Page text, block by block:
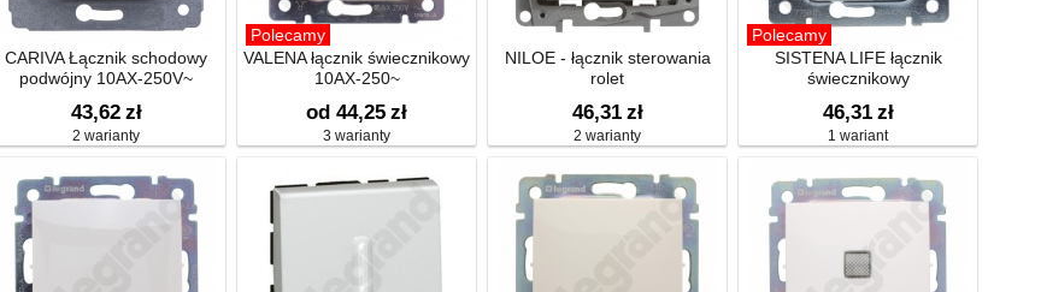
CARIVA Łącznik schodowy
podwójny 10AX-250V~
43,62 zł
2 warianty
Polecamy
VALENA łącznik świecznikowy
10AX-250~
od 44,25 zł
3 warianty
NILOE - łącznik sterowania
rolet
46,31 zł
2 warianty
Polecamy
SISTENA LIFE łącznik
świecznikowy
46,31 zł
1 wariant